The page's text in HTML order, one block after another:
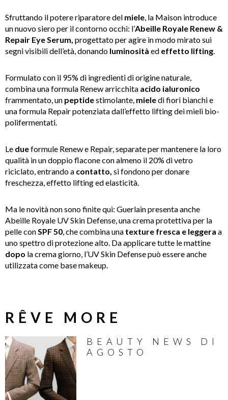
Sfruttando il potere riparatore del miele, la Maison introduce
un nuovo siero per il contorno occhi: l’Abeille Royale Renew &
Repair Eye Serum, progettato per agire in modo mirato sui
segni visibili dell’età, donando luminosità ed effetto lifting.
Formulato con il 95% di ingredienti di origine naturale,
combina una formula Renew arricchita acido ialuronico
frammentato, un peptidestimolante, mieledi fiori bianchi e
una formula Repair potenziata dall’effetto lifting dei mieli bio-
polifermentati.
Le dueformule Renew e Repair, separate per mantenere la loro
qualità in un doppio flacone con almeno il 20% di vetro
riciclato, entrando a contatto, si fondono per donare
freschezza, effetto lifting ed elasticità.
Ma le novità non sono finite qui: Guerlain presenta anche
Abeille Royale UV Skin Defense, una crema protettiva per la
pelle conSPF 50, che combina una texture fresca e leggera a
uno spettro di protezione alto. Da applicare tutte le mattine
dopo la crema giorno, l’UV Skin Defense può essere anche
utilizzata come base makeup.
RÊVE MORE
BEAUTY NEWS DI
AGOSTO